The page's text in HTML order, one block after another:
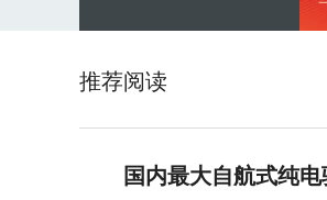
推荐阅读
国内最大自航式纯